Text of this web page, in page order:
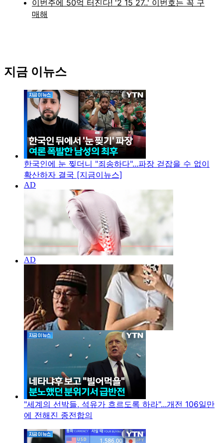
지금 이뉴스
한국인에 눈 찢더니 "죄송하다"...파장 걷잡을 수 없이
확산하자 결국 [지금이뉴스]
"세계의 선박들, 석유가 흐르도록 하라"...개전 106일만
에 전해진 종전합의